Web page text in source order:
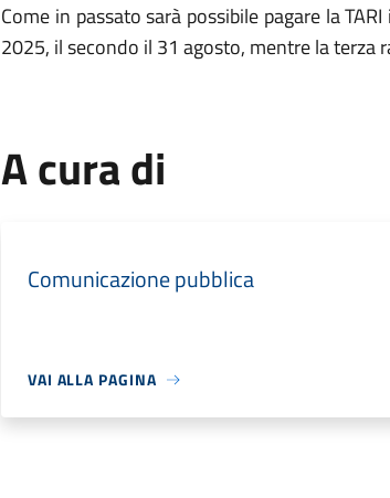
Come in passato sarà possibile pagare la
2025, il secondo il 31 agosto, mentre la
A cura di
Comunicazione pubblica
VAI ALLA PAGINA